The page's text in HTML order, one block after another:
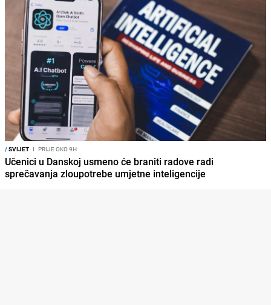
/SVIJET I PRIJE OKO 9H
Učenici u Danskoj usmeno će braniti radove radi
sprečavanja zloupotrebe umjetne inteligencije